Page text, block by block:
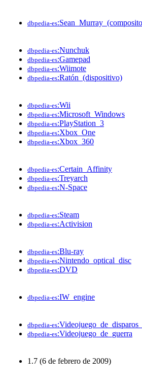
dbpedia-es
dbpedia-es:Nunchuk
dbpedia-es:Gamepad
dbpedia-es:Wiimote
dbpedia-es:Ratón_(dispositivo)
dbpedia-es:Wii
dbpedia-es:Microsoft_Windows
dbpedia-es:PlayStation_3
dbpedia-es:Xbox_One
dbpedia-es:Xbox_360
dbpedia-es:Certain_Affinity
dbpedia-es:Treyarch
dbpedia-es:N-Space
dbpedia-es:Steam
dbpedia-es:Activision
dbpedia-es:Blu-ray
dbpedia-es:Nintendo_optical_disc
dbpedia-es:DVD
dbpedia-es:IW_engine
dbpedia-es
dbpedia-es:Videojuego_de_guerra
1.7 (6 de febrero de 2009)